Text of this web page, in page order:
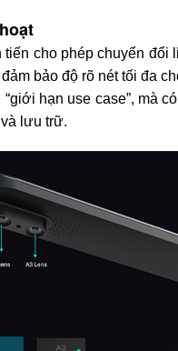
cho phép chuyển
bảo độ rõ nét tối đa
hạn use case”, mà
lưu trữ.